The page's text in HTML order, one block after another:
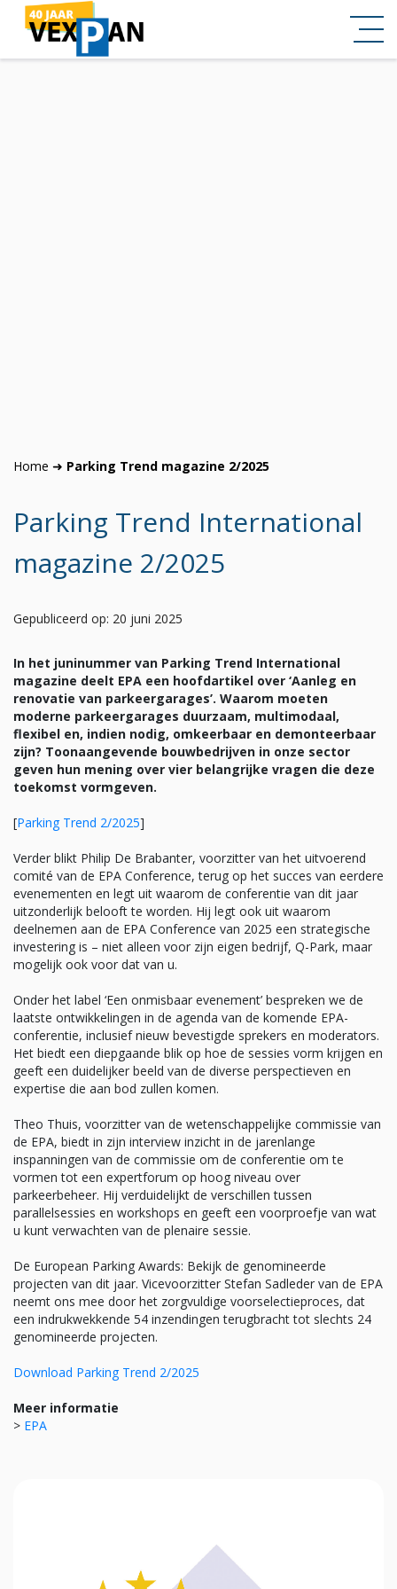
Home ➜ Parking Trend magazine 2/2025
Parking Trend International
magazine 2/2025
Gepubliceerd op: 20 juni 2025
In het juninummer van Parking Trend International
magazine deelt EPA een hoofdartikel over ‘Aanleg en
renovatie van parkeergarages’. Waarom moeten
moderne parkeergarages duurzaam, multimodaal,
flexibel en, indien nodig, omkeerbaar en demonteerbaar
zijn? Toonaangevende bouwbedrijven in onze sector
geven hun mening over vier belangrijke vragen die deze
toekomst vormgeven.
[Parking Trend 2/2025]
Verder blikt Philip De Brabanter, voorzitter van het uitvoerend
comité van de EPA Conference, terug op het succes van eerdere
evenementen en legt uit waarom de conferentie van dit jaar
uitzonderlijk belooft te worden. Hij legt ook uit waarom
deelnemen aan de EPA Conference van 2025 een strategische
investering is – niet alleen voor zijn eigen bedrijf, Q-Park, maar
mogelijk ook voor dat van u.
Onder het label ‘Een onmisbaar evenement’ bespreken we de
laatste ontwikkelingen in de agenda van de komende EPA-
conferentie, inclusief nieuw bevestigde sprekers en moderators.
Het biedt een diepgaande blik op hoe de sessies vorm krijgen en
geeft een duidelijker beeld van de diverse perspectieven en
expertise die aan bod zullen komen.
Theo Thuis, voorzitter van de wetenschappelijke commissie van
de EPA, biedt in zijn interview inzicht in de jarenlange
inspanningen van de commissie om de conferentie om te
vormen tot een expertforum op hoog niveau over
parkeerbeheer. Hij verduidelijkt de verschillen tussen
parallelsessies en workshops en geeft een voorproefje van wat
u kunt verwachten van de plenaire sessie.
De European Parking Awards: Bekijk de genomineerde
projecten van dit jaar. Vicevoorzitter Stefan Sadleder van de EPA
neemt ons mee door het zorgvuldige voorselectieproces, dat
een indrukwekkende 54 inzendingen terugbracht tot slechts 24
genomineerde projecten.
Download Parking Trend 2/2025
Meer informatie
> EPA